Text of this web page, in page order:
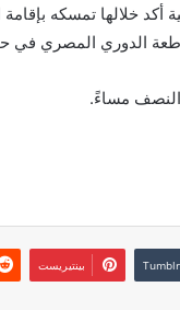
خلالها تمسكه بإقامة
الدوري المصري في
والنصف مساءً.
بينتيريست